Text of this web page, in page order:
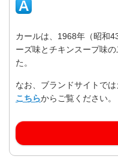
カールは、1968年（昭和
ーズ味とチキンスープ味
た。
なお、ブランドサイトで
こちらからご覧ください。